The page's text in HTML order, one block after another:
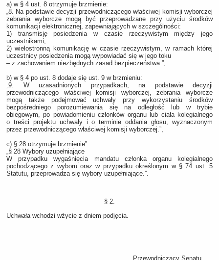
a) w § 4 ust. 8 otrzymuje brzmienie:
„8. Na podstawie decyzji przewodniczącego właściwej komisji wyborczej
zebrania wyborcze mogą być przeprowadzane przy użyciu środków
komunikacji elektronicznej, zapewniających w szczególności:
1) transmisję posiedzenia w czasie rzeczywistym między jego
uczestnikami;
2) wielostronną komunikację w czasie rzeczywistym, w ramach której
uczestnicy posiedzenia mogą wypowiadać się w jego toku
– z zachowaniem niezbędnych zasad bezpieczeństwa.”,
b) w § 4 po ust. 8 dodaje się ust. 9 w brzmieniu:
„9. W uzasadnionych przypadkach, na podstawie decyzji
przewodniczącego właściwej komisji wyborczej, zebrania wyborcze
mogą także podejmować uchwały przy wykorzystaniu środków
bezpośredniego porozumiewania się na odległość lub w trybie
obiegowym, po powiadomieniu członków organu lub ciała kolegialnego
o treści projektu uchwały i o terminie oddania głosu, wyznaczonym
przez przewodniczącego właściwej komisji wyborczej.”,
c) § 28 otrzymuje brzmienie”
„§ 28 Wybory uzupełniające
W przypadku wygaśnięcia mandatu członka organu kolegialnego
pochodzącego z wyboru oraz w przypadku określonym w § 74 ust. 5
Statutu, przeprowadza się wybory uzupełniające.”.
§ 2.
Uchwała wchodzi wżycie z dniem podjęcia.
Przewodniczący Senatu